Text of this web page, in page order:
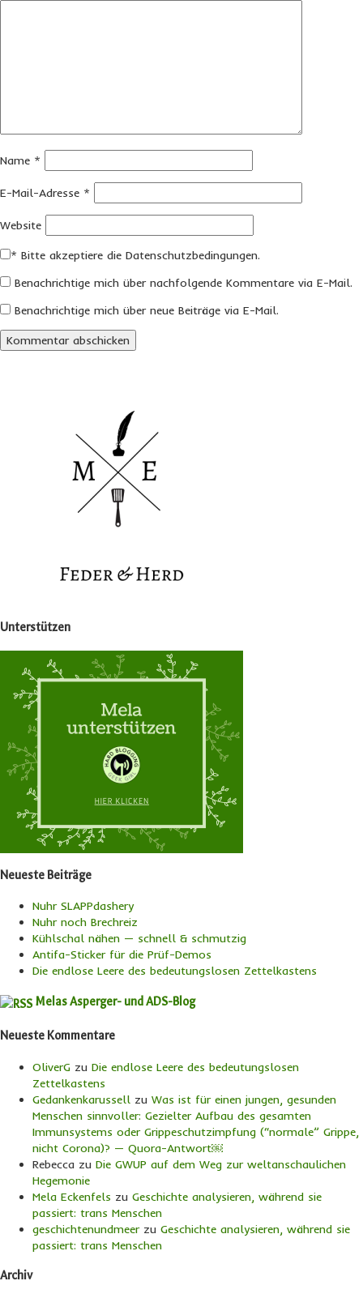
Name *
E-Mail-Adresse *
Website
* Bitte akzeptiere die Datenschutzbedingungen.
Benachrichtige mich über nachfolgende Kommentare via E-Mail.
Benachrichtige mich über neue Beiträge via E-Mail.
Unterstützen
Neueste Beiträge
Nuhr SLAPPdashery
Nuhr noch Brechreiz
Kühlschal nähen — schnell & schmutzig
Antifa-Sticker für die Prüf-Demos
Die endlose Leere des bedeutungslosen Zettelkastens
Melas Asperger- und ADS-Blog
Neueste Kommentare
OliverG zu Die endlose Leere des bedeutungslosen
Zettelkastens
Gedankenkarussell zu Was ist für einen jungen, gesunden
Menschen sinnvoller: Gezielter Aufbau des gesamten
Immunsystems oder Grippeschutzimpfung (“normale” Grippe,
nicht Corona)? — Quora-Antwort￼
Rebecca zu Die GWUP auf dem Weg zur weltanschaulichen
Hegemonie
Mela Eckenfels zu Geschichte analysieren, während sie
passiert: trans Menschen
geschichtenundmeerzu Geschichte analysieren, während sie
passiert: trans Menschen
Archiv